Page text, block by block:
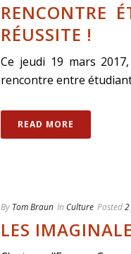
RENCONTRE
RÉUSSITE !
Ce jeudi 19 mars
rencontre entre
READ MORE
By Tom Braun In Culture Posted
LES